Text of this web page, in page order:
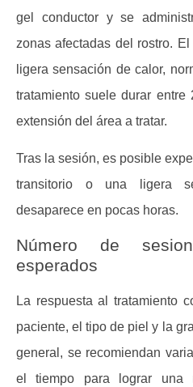
gel conductor y se
zonas afectadas del rostro.
ligera sensación de calor,
tratamiento suele durar
extensión del área a tratar.
Tras la sesión, es posible
transitorio o una ligera
desaparece en pocas horas.
Número de
esperados
La respuesta al tratamiento
paciente, el tipo de piel y la
general, se recomiendan
el tiempo para lograr una